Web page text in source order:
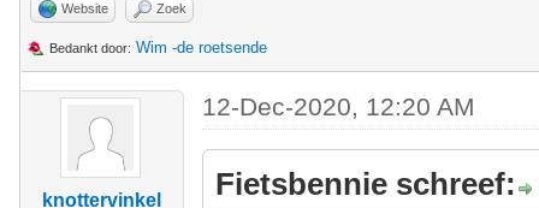
Website Zoek
Bedankt door: Wim -de roetsende
knottervinkel
12-Dec-2020, 12:20 AM
Fietsbennie schreef: